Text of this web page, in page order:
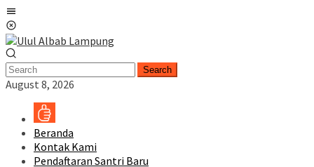
Skip
to
content
Search
August 8, 2026
Beranda
Kontak Kami
Pendaftaran Santri Baru